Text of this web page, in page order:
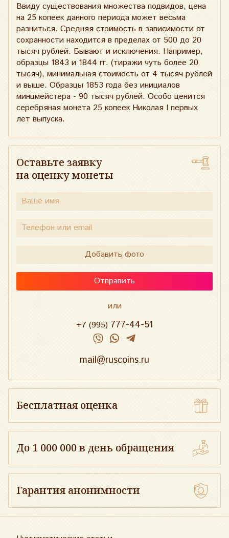
Ввиду существования множества подвидов, цена
на 25 копеек данного периода может весьма
разниться. Средняя стоимость в зависимости от
сохранности находится в пределах от 500 до 20
тысяч рублей. Бывают и исключения. Например,
образцы 1843 и 1844 гг. (тиражи чуть более 20
тысяч), минимальная стоимость от 4 тысяч рублей
и выше. Образцы 1853 года без инициалов
минцмейстера - 90 тысяч рублей. Особо ценится
серебряная монета 25 копеек Николая I первых
лет выпуска.
Оставьте заявку
на оценку монеты
Добавить фото
Отправить
или
+7 (995) 777-44-51
mail@ruscoins.ru
Бесплатная оценка
До 1 000 000 в день обращения
Гарантия анонимности